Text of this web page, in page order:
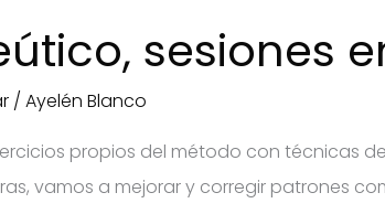
sesiones
/Ayelén Blanco
propios del método con técnicas
vamos a mejorar y corregir patrones